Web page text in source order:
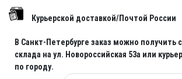
Курьерской доставкой/Почтой России
В Санкт-Петербурге заказ можно получить
склада на ул. Новороссийская 53а или
по городу.